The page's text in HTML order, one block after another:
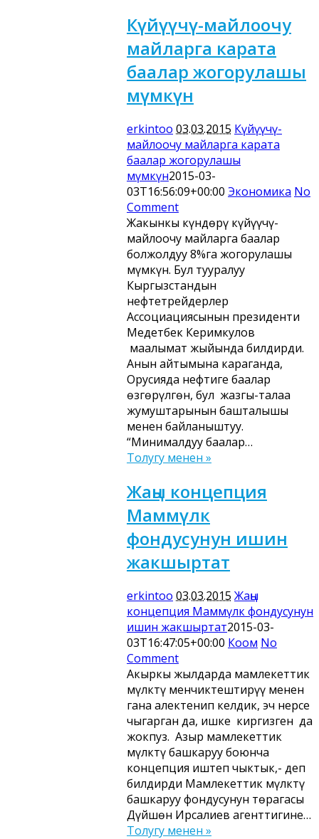
Күйүүчү-майлоочу
майларга карата
баалар жогорулашы
мүмкүн
erkintoo 03.03.2015 Күйүүчү-
майлоочу майларга карата
баалар жогорулашы
мүмкүн2015-03-
03T16:56:09+00:00 Экономика No
Comment
Жакынкы күндөрү күйүүчү-
майлоочу майларга баалар
болжолдуу 8%га жогорулашы
мүмкүн. Бул тууралуу
Кыргызстандын
нефтетрейдерлер
Ассоциациясынын президенти
Медетбек Керимкулов
маалымат жыйында билдирди.
Анын айтымына караганда,
Орусияда нефтиге баалар
өзгөрүлгөн, бул жазгы-талаа
жумуштарынын башталышы
менен байланыштуу.
“Минималдуу баалар…
Толугу менен »
Жаңы концепция
Маммүлк
фондусунун ишин
жакшыртат
erkintoo 03.03.2015 Жаңы
концепция Маммүлк фондусунун
ишин жакшыртат2015-03-
03T16:47:05+00:00 Коом No
Comment
Акыркы жылдарда мамлекеттик
мүлктү менчиктештирүү менен
гана алектенип келдик, эч нерсе
чыгарган да, ишке киргизген да
жокпуз. Азыр мамлекеттик
мүлктү башкаруу боюнча
концепция иштеп чыктык,- деп
билдирди Мамлекеттик мүлктү
башкаруу фондусунун төрагасы
Дүйшөн Ирсалиев агенттигине…
Толугу менен »